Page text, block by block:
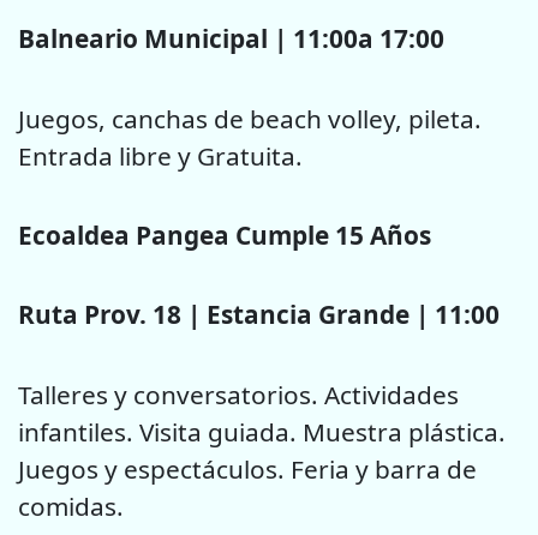
Balneario Municipal | 11:00a 17:00
Juegos, canchas de beach volley, pileta.
Entrada libre y Gratuita.
Ecoaldea Pangea Cumple 15 Años
Ruta Prov. 18 | Estancia Grande | 11:00
Talleres y conversatorios. Actividades
infantiles. Visita guiada. Muestra plástica.
Juegos y espectáculos. Feria y barra de
comidas.